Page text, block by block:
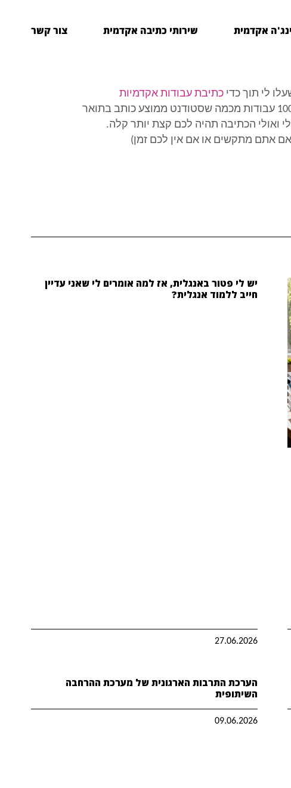
אקדמית שירותי כתיבה אקדמית צור קשר
לי תוך כדי כתיבת עבודות אקדמיות
לסטודנטים. כנראה שכתבתי יותר מפי 100 עבודות מכמה שסטודנט ממוצע כותב בתואר
ואולי הכתיבה תהיה לכם קצת יותר קלה.
אם אתם מתקשים או אם אין לכם זמן)
יש לי פטור באנגלית, אז למה אומרים לי שאני עדיין
חייב ללמוד אנגלית?
27.06.2026
הערכת התרבות הארגונית של מערכת ההרחבה
השיתופית
09.06.2026